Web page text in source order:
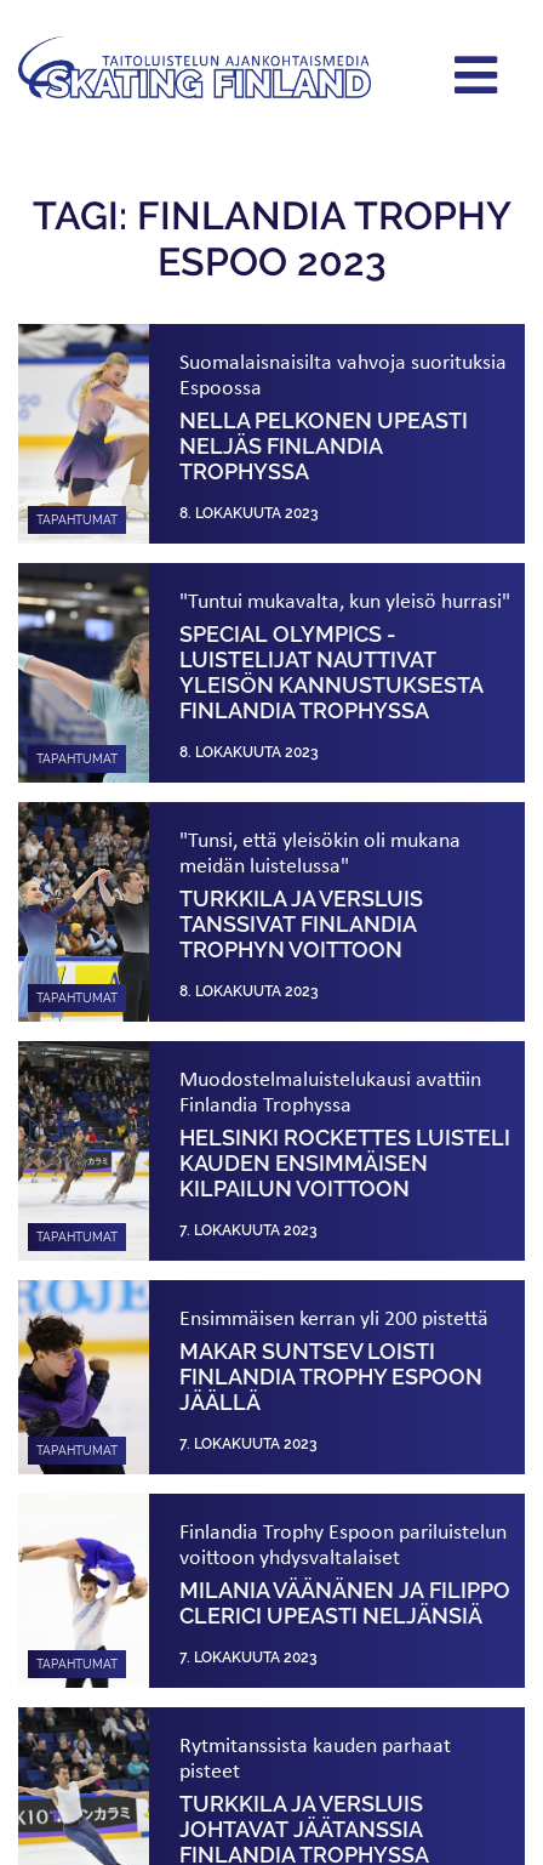
TAGI: FINLANDIA TROPHY
ESPOO 2023
TAPAHTUMAT
Suomalais­naisilta vahvoja suorituksia
Espoossa
NELLA PELKONEN UPEASTI
NELJÄS FINLANDIA
TROPHYSSA
8. LOKAKUUTA 2023
TAPAHTUMAT
"Tuntui mukavalta, kun yleisö hurrasi"
SPECIAL OLYMPICS -
LUISTELIJAT NAUTTIVAT
YLEISÖN KANNUSTUKSESTA
FINLANDIA TROPHYSSA
8. LOKAKUUTA 2023
TAPAHTUMAT
"Tunsi, että yleisökin oli mukana
meidän luistelussa"
TURKKILA JA VERSLUIS
TANSSIVAT FINLANDIA
TROPHYN VOITTOON
8. LOKAKUUTA 2023
TAPAHTUMAT
Muodostelma­luistelukausi avattiin
Finlandia Trophyssa
HELSINKI ROCKETTES LUISTELI
KAUDEN ENSIMMÄISEN
KILPAILUN VOITTOON
7. LOKAKUUTA 2023
TAPAHTUMAT
Ensimmäisen kerran yli 200 pistettä
MAKAR SUNTSEV LOISTI
FINLANDIA TROPHY ESPOON
JÄÄLLÄ
7. LOKAKUUTA 2023
TAPAHTUMAT
Finlandia Trophy Espoon pari­luistelun
voittoon yhdysvaltalaiset
MILANIA VÄÄNÄNEN JA FILIPPO
CLERICI UPEASTI NELJÄNSIÄ
7. LOKAKUUTA 2023
Rytmitanssista kauden parhaat
pisteet
TURKKILA JA VERSLUIS
JOHTAVAT JÄÄTANSSIA
FINLANDIA TROPHYSSA